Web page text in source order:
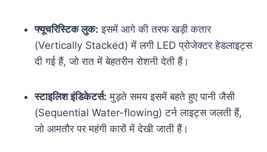
फ्यूचरिस्टिक लुक: इसमें आगे की तरफ खड़ी कतार
(Vertically Stacked) में लगी LED प्रोजेक्टर हेडलाइट्स
दी गई हैं, जो रात में बेहतरीन रोशनी देती हैं।
स्टाइलिश इंडिकेटर्स: मुड़ते समय इसमें बहते हुए पानी जैसी
(Sequential Water-flowing) टर्न लाइट्स जलती हैं,
जो आमतौर पर महंगी कारों में देखी जाती हैं।